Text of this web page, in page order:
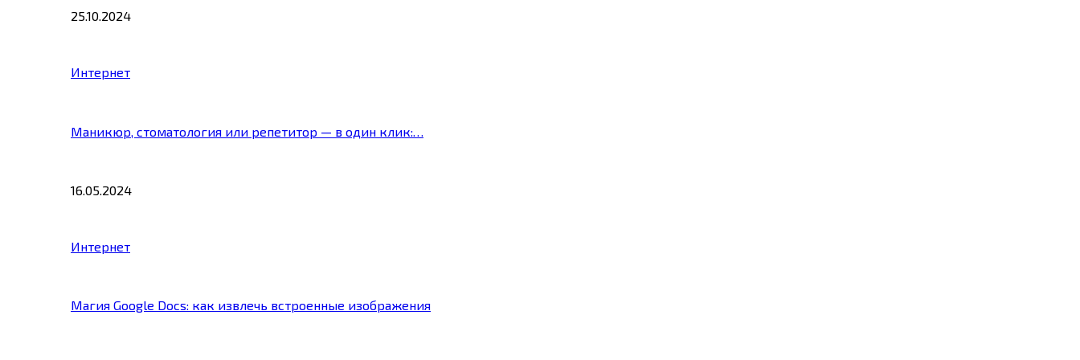
25.10.2024
Интернет
Маникюр, стоматология или репетитор — в один клик:…
16.05.2024
Интернет
Магия Google Docs: как извлечь встроенные изображения